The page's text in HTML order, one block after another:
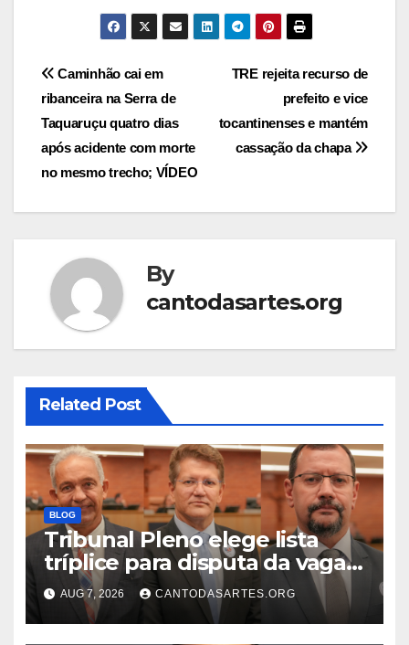
Post
navigation
TRE rejeita recurso de
prefeito e vice
tocantinenses e mantém
cassação da chapa
Caminhão cai em
ribanceira na Serra de
Taquaruçu quatro dias
após acidente com morte
no mesmo trecho; VÍDEO
By
cantodasartes.org
Related Post
BLOG
Tribunal Pleno elege lista
tríplice para disputa da vaga
de desembargador com os
advogados Ercílio Bezerra,
Marcos Antônio e Guilherme
AUG 7, 2026 CANTODASARTES.ORG